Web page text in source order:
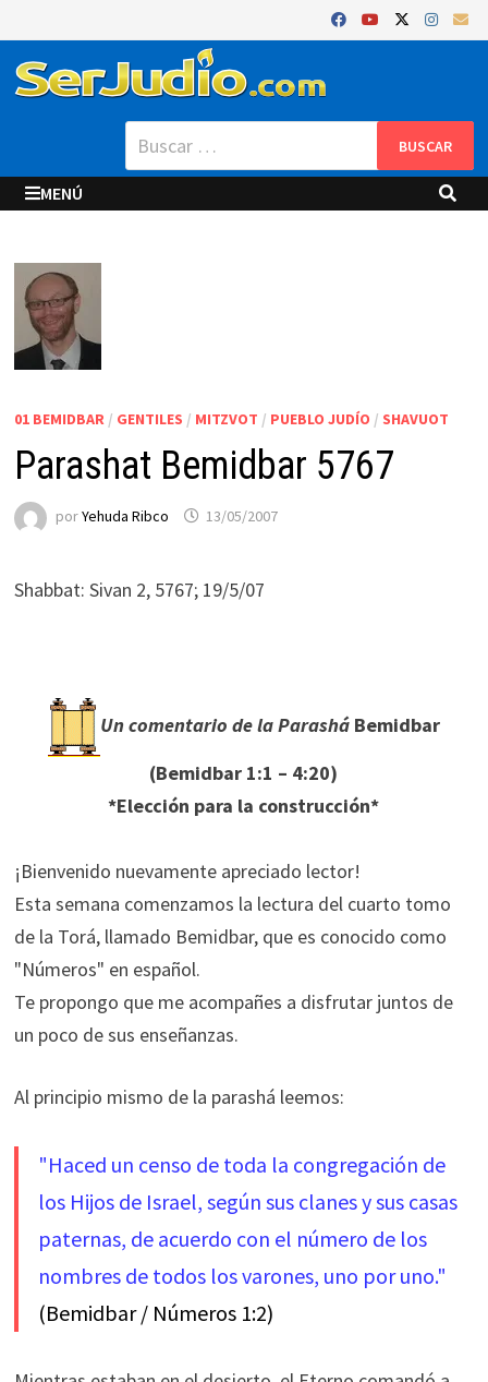
al
contenido
Buscar:
MENÚ
01 BEMIDBAR/ GENTILES / MITZVOT / PUEBLO JUDÍO / SHAVUOT
Parashat Bemidbar 5767
porYehuda Ribco 13/05/2007
Shabbat: Sivan 2, 5767; 19/5/07
Un comentario dela Parashá Bemidbar
(Bemidbar 1:1 – 4:20)
*Elección para la construcción*
¡Bienvenido nuevamente apreciado lector!
Esta semana comenzamos la lectura del cuarto tomo
de la Torá, llamado Bemidbar, que es conocido como
"Números" en español.
Te propongo que me acompañes a disfrutar juntos de
un poco de sus enseñanzas.
Al principio mismo de la parashá leemos:
"Haced un censo de toda la congregación de
los Hijos de Israel, según sus clanes y sus casas
paternas, de acuerdo con el número de los
nombres de todos los varones, uno por uno."
(Bemidbar / Números 1:2)